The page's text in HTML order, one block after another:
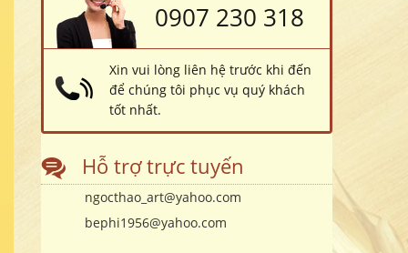
0907 230 318
Xin vui lòng liên hệ trước khi đến
để chúng tôi phục vụ quý khách
tốt nhất.
Hỗ trợ trực tuyến
ngocthao_art@yahoo.com
bephi1956@yahoo.com